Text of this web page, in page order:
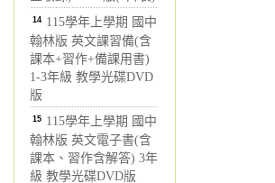
14 115學年上學期 國中
翰林版 英文課習備(含
課本+習作+備課用書)
1-3年級 教學光碟DVD
版
15 115學年上學期 國中
翰林版 英文電子書(含
課本、習作含解答) 3年
級 教學光碟DVD版